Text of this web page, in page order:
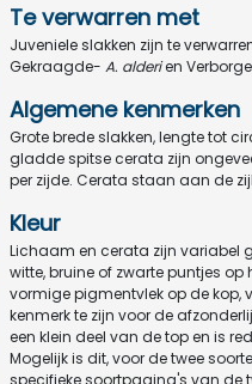
Te verwarren met
Juveniele slakken zijn te
Gekraagde- A. alderien
Algemene kenmerken
Grote brede slakken, lengte tot
gladde spitse cerata zijn
per zijde. Cerata staan aan de
Kleur
Lichaam en cerata zijn variabel
witte, bruine of zwarte puntjes
vormige pigmentvlek op de kop,
kenmerk te zijn voor de
een klein deel van de top en is
Mogelijk is dit, voor de twee
specifieke soortpagina's van de